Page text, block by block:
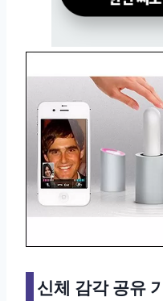
신체 감각 공유